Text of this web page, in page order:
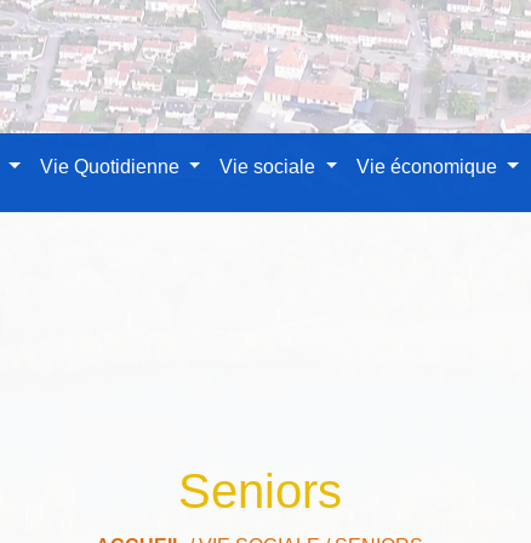
Vie Quotidienne Vie sociale Vie économique
Seniors